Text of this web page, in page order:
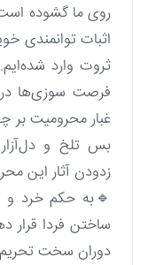
روی ما گشوده
اثبات توانمندی
ثروت وارد
فرصت سوزی‌ها
غبار محرومیت بر
بس تلخ و
زدودن آثار این
🔹به حکم خرد و
ساختن فردا
دوران سخت تحریم